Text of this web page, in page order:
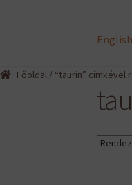
English
Főoldal/ “taurin” címkével